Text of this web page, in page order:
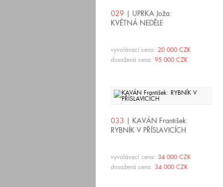
029 | UPRKA Joža:
KVĚTNÁ NEDĚLE
vyvolávací cena: 20 000 CZK
dosažená cena: 95 000 CZK
033 | KAVÁN František:
RYBNÍK V PŘÍSLAVICÍCH
vyvolávací cena: 34 000 CZK
dosažená cena: 34 000 CZK